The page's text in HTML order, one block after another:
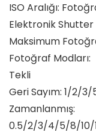
ISO Aralığı:
Elektronik Shutter
Maksimum
Fotoğraf Modları:
Tekli
Geri Sayım: 1/2/3/
Zamanlanmış:
0.5/2/3/4/5/8/10/